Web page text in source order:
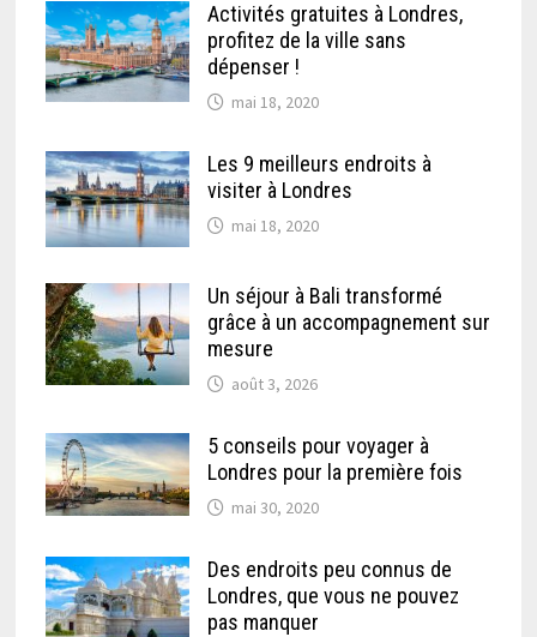
Activités gratuites à Londres,
profitez de la ville sans
dépenser !
mai 18, 2020
Les 9 meilleurs endroits à
visiter à Londres
mai 18, 2020
Un séjour à Bali transformé
grâce à un accompagnement sur
mesure
août 3, 2026
5 conseils pour voyager à
Londres pour la première fois
mai 30, 2020
Des endroits peu connus de
Londres, que vous ne pouvez
pas manquer